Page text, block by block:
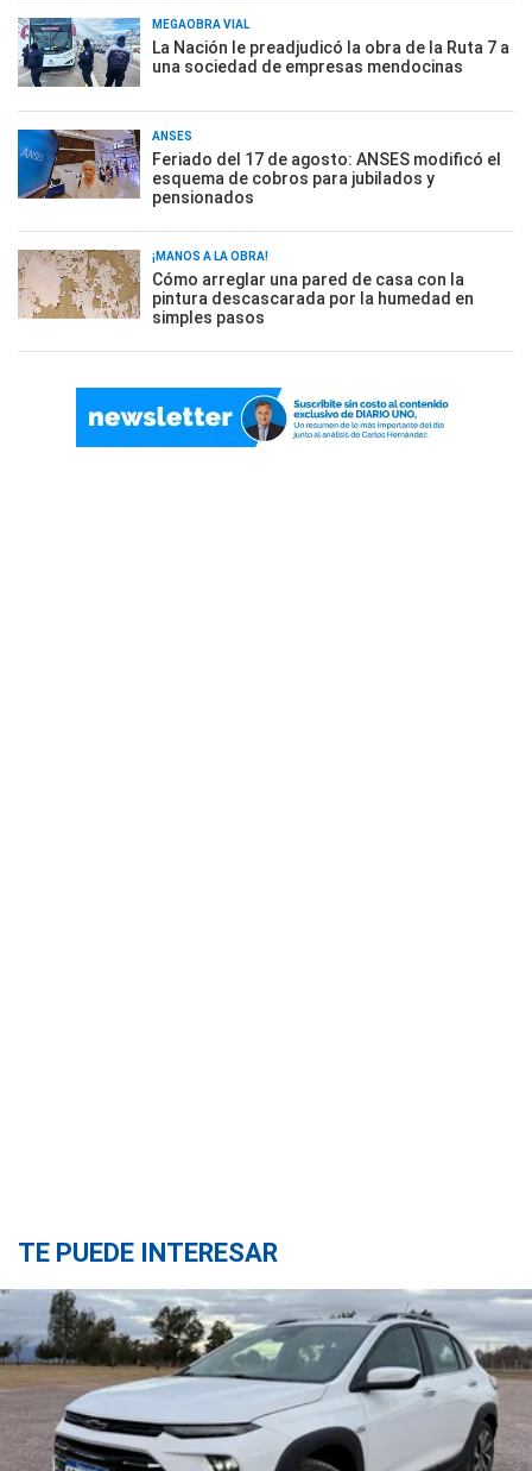
MEGAOBRA VIAL
La Nación le preadjudicó la obra de la Ruta 7 a
una sociedad de empresas mendocinas
ANSES
Feriado del 17 de agosto: ANSES modificó el
esquema de cobros para jubilados y
pensionados
¡MANOS A LA OBRA!
Cómo arreglar una pared de casa con la
pintura descascarada por la humedad en
simples pasos
TE PUEDE INTERESAR